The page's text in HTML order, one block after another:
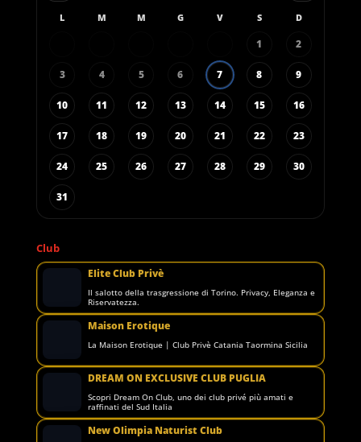
L M M G V S D
1 2
3 4 5 6 7 8 9
10 11 12 13 14 15 16
17 18 19 20 21 22 23
24 25 26 27 28 29 30
31
Club
Elite Club Privè
Il salotto della trasgressione di Torino. Privacy, Eleganza e
Riservatezza.
Maison Erotique
La Maison Erotique | Club Privè Catania Taormina Sicilia
DREAM ON EXCLUSIVE CLUB PUGLIA
Scopri Dream On Club, uno dei club privé più amati e
raffinati del Sud Italia
New Olimpia Naturist Club